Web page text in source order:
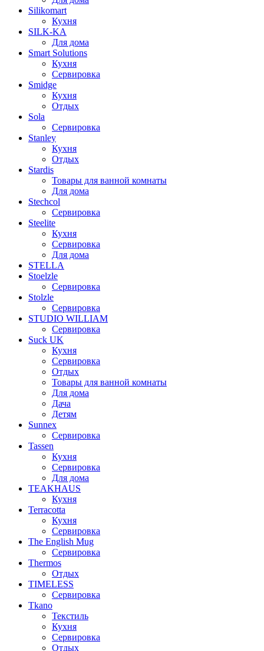
Silikomart
Кухня
SILK-KA
Для дома
Smart Solutions
Кухня
Сервировка
Smidge
Кухня
Отдых
Sola
Сервировка
Stanley
Кухня
Отдых
Stardis
Товары для ванной комнаты
Для дома
Stechcol
Сервировка
Steelite
Кухня
Сервировка
Для дома
STELLA
Stoelzle
Сервировка
Stolzle
Сервировка
STUDIO WILLIAM
Сервировка
Suck UK
Кухня
Сервировка
Отдых
Товары для ванной комнаты
Для дома
Дача
Детям
Sunnex
Сервировка
Tassen
Кухня
Сервировка
Для дома
TEAKHAUS
Кухня
Terracotta
Кухня
Сервировка
The English Mug
Сервировка
Thermos
Отдых
TIMELESS
Сервировка
Tkano
Текстиль
Кухня
Сервировка
Отдых